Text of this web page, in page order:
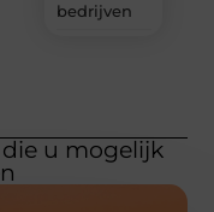
bedrijven
die u mogelijk